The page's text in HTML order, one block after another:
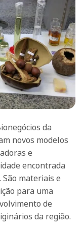
da
novos modelos
e
encontrada
. São materiais e
para uma
de
da região.